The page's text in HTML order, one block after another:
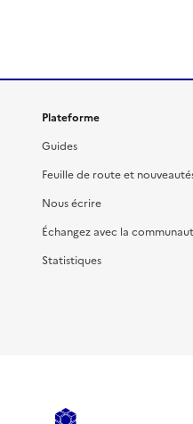
Plateforme
Guides
Feuille de route et
Nous écrire
Échangez avec la
Statistiques